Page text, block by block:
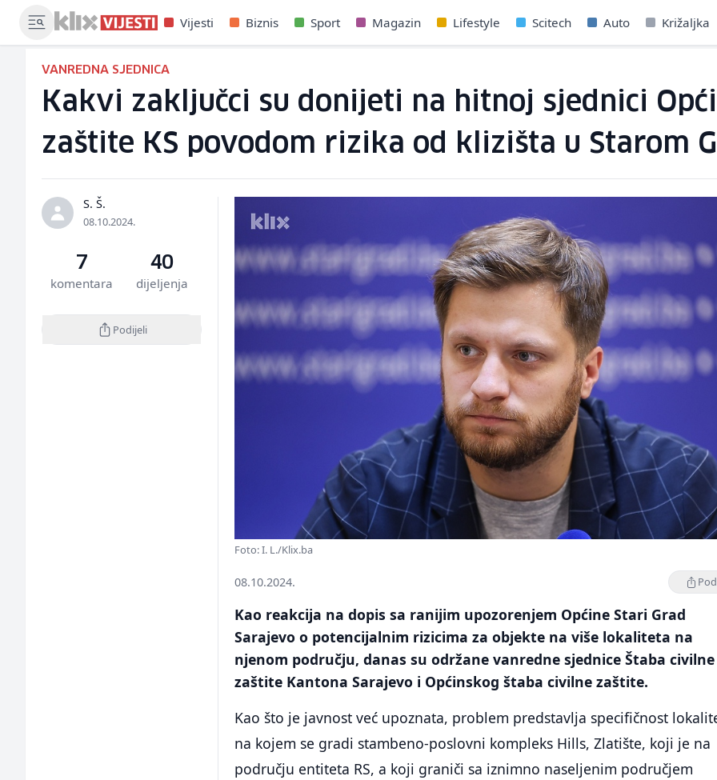
Vijesti Biznis Sport Magazin Lifestyle Scitech Auto Križaljka
VANREDNA SJEDNICA
Kakvi zaključci su donijeti na hitnoj sjednici
zaštite KS povodom rizika od klizišta u Starom
S. Š.
08.10.2024.
7
komentara
40
dijeljenja
Podijeli
Foto: I. L./Klix.ba
08.10.2024.
Kao reakcija na dopis sa ranijim upozorenjem Općine Stari Grad
Sarajevo o potencijalnim rizicima za objekte na više lokaliteta na
njenom području, danas su održane vanredne sjednice Štaba civilne
zaštite Kantona Sarajevo i Općinskog štaba civilne zaštite.
Kao što je javnost već upoznata, problem predstavlja specifičnost
na kojem se gradi stambeno-poslovni kompleks Hills, Zlatište, koji je na
području entiteta RS, a koji graniči sa iznimno naseljenim područjem